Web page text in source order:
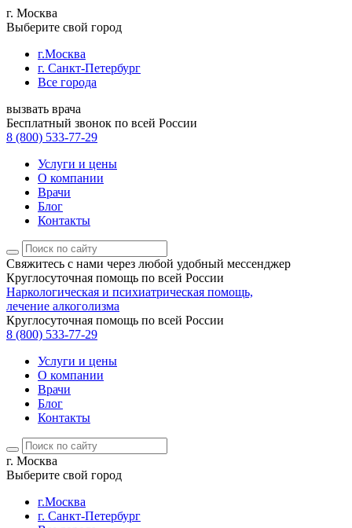
г. Москва
Выберите свой город
г.Москва
г. Санкт-Петербург
Все города
вызвать врача
Бесплатный звонок по всей России
8 (800) 533-77-29
Услуги и цены
О компании
Врачи
Блог
Контакты
Свяжитесь с нами через любой удобный мессенджер
Круглосуточная помощь по всей России
Наркологическая и психиатрическая помощь,
лечение алкоголизма
Круглосуточная помощь по всей России
8 (800) 533-77-29
Услуги и цены
О компании
Врачи
Блог
Контакты
г. Москва
Выберите свой город
г.Москва
г. Санкт-Петербург